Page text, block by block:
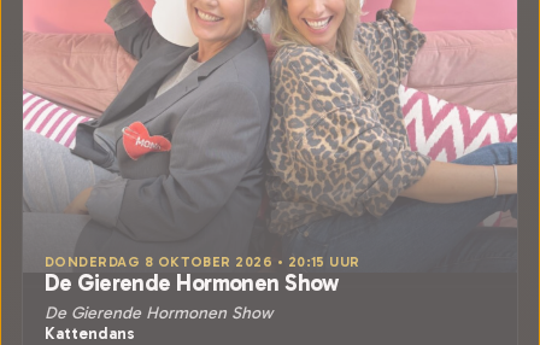
DONDERDAG 8 OKTOBER 2026 • 20:15 UUR
De Gierende Hormonen Show
De Gierende Hormonen Show
Kattendans